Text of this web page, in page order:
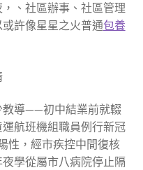
，、社區辦事、社區管理
許像星星之火普通包養
教導——初中結業前就輟
航班機組職員例行新冠
性，經市疾控中間復核
學從屬市八病院停止隔